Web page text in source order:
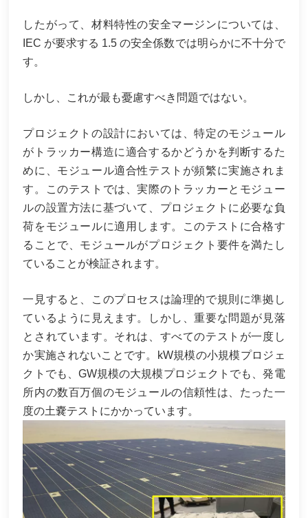
したがって、材料特性の安全マージンについては、
IEC が要求する 1.5 の安全係数では明らかに不十分で
す。
しかし、これが最も憂慮すべき問題ではない。
プロジェクトの設計においては、特定のモジュール
がトラッカー構造に適合するかどうかを判断するた
めに、モジュール適合性テストが頻繁に実施されま
す。このテストでは、実際のトラッカーとモジュー
ルの設置方法に基づいて、プロジェクトに必要な負
荷をモジュールに適用します。このテストに合格す
ることで、モジュールがプロジェクト要件を満たし
ていることが検証されます。
一見すると、このプロセスは論理的で規則に準拠し
ているように見えます。しかし、重要な問題が見落
とされています。それは、すべてのテストが一度し
か実施されないことです。kW規模の小規模プロジェ
クトでも、GW規模の大規模プロジェクトでも、発電
所内の数百万個のモジュールの信頼性は、たった一
度の土嚢テストにかかっています。